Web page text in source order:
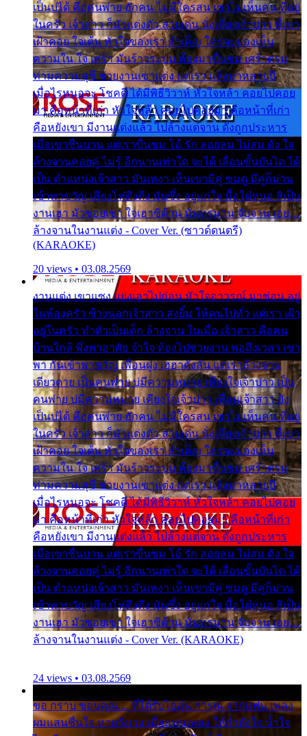
เป็นบ่ได้ คือคนพ่าย ฮักคน ไม่มีใครสน เขาไม่เห็นคน ที่อยู่
ในครัว เจ้าสาว ก็มัวแต่งตัว สวยเด่น นั่งเคียงเจ้าบ่าว ที่เขา
เฝ้าคอย ใจเต้น หัวใจของเรา ลำเค็ญ ใครจะมองเห็น
ความใน ใจ เศร้า มันร้าวระบม ต้องมาขื่นขม เศร้าตรม
ท่ามความสุขี ช่วยงานเขาแต่ง แต่เรา แล้งมาหลายปี
เมื่อไรหนอจะ โชคดี ได้มีพิธีวิวาห์ หัวใจหล้า คอยไปคอย
มา คือหน้าที่เก่า หัวใจหล้า คอยไปคอยมา คือหน้าที่เก่า
คือหยังเขา มีงานแต่งแล้ว ไปล้างแต่จาน ดั่งถูกประหาร
เมื่อเขาชื่นบาน แต่เราขื่นขม โอ้ รัก ลอยลม ไม่สม ดัง ใจ
ล้างจานคอยคู่ ไม่รู้ อีกนานเท่าใด จะได้ เลื่อนขั้นบันได ได้
เป็น ตำแหน่งเจ้าสาว มันเหงา เห็นเขามีคู่ ซมดู มีคู่ก็ม่วน
เข้าพาขวัญ เสียงโห่ตึงตึง มันซึ้ง อยู่แก่ใจ มื้อใด๋หนอ สิเป็น
งานเฮา มัวซอยเขา ใจเฮาซิด้าน มันทรมาน จับจาน เอย…
ล้างจานในงานแต่ง - Cover Ver. (ซาวด์ดนตรี)
(KARAOKE)
20 views • 03.08.2569
งานแต่ง เขาแซง แย่งเอาไปก่อน หัวใจอาวรณ์ มาซ่อน อยู่
ในห้องครัว ข้างนอกเจ้าสาว ส่งยิ้ม ให้คนไปทั่ว แต่เรา เฝ้า
อยู่ในครัว ทำตัวเป็นเด็ก ล้างจาน ในเมื่อ เจ้าสาว คือคน
บ้านใกล้ พึ่งพาอาศัย จำใจ ต้องไปช่วยงาน พอถึงเวลา เขา
พา กันเข้าพาขวัญ เพื่อนฝูง เฮฮาดังลั่น แต่เราล้างจาน
เดียวดาย เป็นคนพ่าย บ่มีความหมาย เคียงใจเจ้าบ่าว เป็น
คนพ่าย บ่มีความหมาย เคียงใจเจ้าบ่าว เพื่อนเจ้าสาว ยัง
เป็นบ่ได้ คือคนพ่าย ฮักคน ไม่มีใครสน เขาไม่เห็นคน ที่อยู่
ในครัว เจ้าสาว ก็มัวแต่งตัว สวยเด่น นั่งเคียงเจ้าบ่าว ที่เขา
เฝ้าคอย ใจเต้น หัวใจของเรา ลำเค็ญ ใครจะมองเห็น
ความใน ใจ เศร้า มันร้าวระบม ต้องมาขื่นขม เศร้าตรม
ท่ามความสุขี ช่วยงานเขาแต่ง แต่เรา แล้งมาหลายปี
เมื่อไรหนอจะ โชคดี ได้มีพิธีวิวาห์ หัวใจหล้า คอยไปคอย
มา คือหน้าที่เก่า หัวใจหล้า คอยไปคอยมา คือหน้าที่เก่า
คือหยังเขา มีงานแต่งแล้ว ไปล้างแต่จาน ดั่งถูกประหาร
เมื่อเขาชื่นบาน แต่เราขื่นขม โอ้ รัก ลอยลม ไม่สม ดัง ใจ
ล้างจานคอยคู่ ไม่รู้ อีกนานเท่าใด จะได้ เลื่อนขั้นบันได ได้
เป็น ตำแหน่งเจ้าสาว มันเหงา เห็นเขามีคู่ ซมดู มีคู่ก็ม่วน
เข้าพาขวัญ เสียงโห่ตึงตึง มันซึ้ง อยู่แก่ใจ มื้อใด๋หนอ สิเป็น
งานเฮา มัวซอยเขา ใจเฮาซิด้าน มันทรมาน จับจาน เอย…
ล้างจานในงานแต่ง - Cover Ver. (KARAOKE)
24 views • 03.08.2569
ขอ กราบ ขอบคุณ.... ที่ได้รับไออุ่น การุณ จากแฟน เพลง
ผมแสนชื่นใจ หายวังเวง เมื่อแฟนเพลง ให้กำลังใจ น้ำใจ